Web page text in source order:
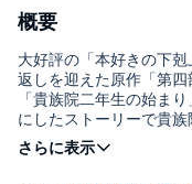
概要
大好評の「本好きの下
返しを迎えた原作「第四
「貴族院二年生の始ま
にしたストーリーで貴族
メ化に合わせてキャスト
新たな豪華声優陣が紡